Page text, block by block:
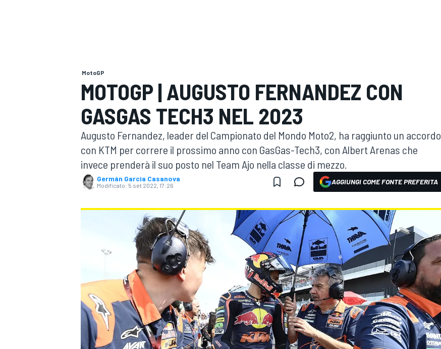
WRC
MotoGP
MOTOGP | AUGUSTO FERNANDEZ CON
GASGAS TECH3 NEL 2023
Augusto Fernandez, leader del Campionato del Mondo Moto2, ha raggiunto un accordo
con KTM per correre il prossimo anno con GasGas-Tech3, con Albert Arenas che
invece prenderà il suo posto nel Team Ajo nella classe di mezzo.
Germán Garcia Casanova
Modificato: 5 set 2022, 17:26 AGGIUNGI COME FONTE PREFERITA